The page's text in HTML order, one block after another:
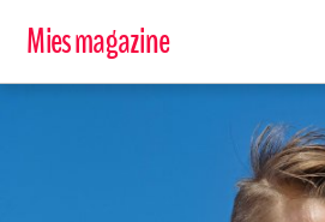
Mies magazine